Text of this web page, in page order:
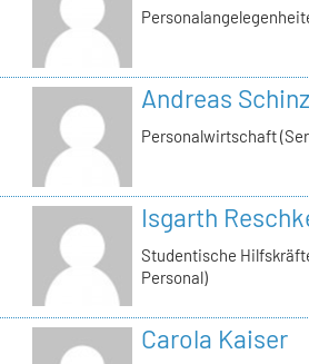
Andreas
Personalwirtschaft
Isgarth
Studentische
Personal)
Carola Kaiser